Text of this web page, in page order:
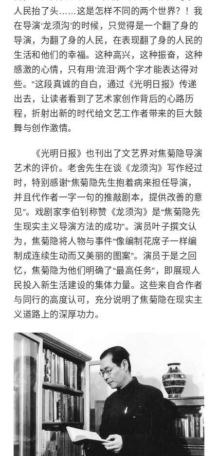
人民抬了头……这是怎样不同的两个世界？！我
在导演‘龙须沟’的时候，只觉得是一个翻了身的
导演，为翻了身的人民，在表现翻了身的人民的
生活和他们的幸福。这种高兴，这种振奋，这种
感激的心情，只有用‘流泪’两个字才能表达得对
些。”这段真诚的自白，通过《光明日报》传递
出去，让读者看到了艺术家创作背后的心路历
程，折射出新的时代给文艺工作者带来的巨大鼓
舞与创作激情。
《光明日报》也刊出了文艺界对焦菊隐导演
艺术的评价。老舍先生在谈《龙须沟》写作经过
时，特别感谢“焦菊隐先生抱着病来担任导演，
并且代作者一字一句的推敲剧本，提供改善的意
见”。戏剧家李伯钊称赞《龙须沟》是“焦菊隐先
生现实主义导演方法的成功”。演员叶子撰文认
为，焦菊隐将人物与事件“像编制花席子一样编
制成连续生动而又美丽的图案”。演员 于是之 回
忆，焦菊隐为他们明确了“最高任务”，即展现人
民投入新生活建设的集体力量。这些来自合作者
与同行的高度认可，充分说明了焦菊隐在现实主
义道路上的深厚功力。